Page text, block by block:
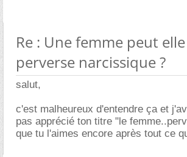
Re : Une femme peut
perverse narcissique ?
salut,
c'est malheureux d'entendre ça et
pas apprécié ton titre "le
que tu l'aimes encore après tout ce